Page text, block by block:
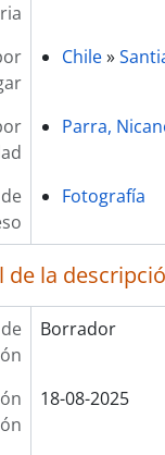
Chile»
Parra,
Fotografía
de la
Borrador
18-08-2025